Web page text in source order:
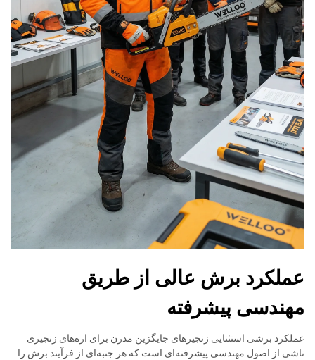
عملکرد برش عالی از طریق
مهندسی پیشرفته
عملکرد برشی استثنایی زنجیرهای جایگزین مدرن برای اره‌های زنجیری
ناشی از اصول مهندسی پیشرفته‌ای است که هر جنبه‌ای از فرآیند برش را